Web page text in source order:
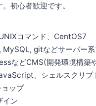
初心者歓迎です。
コマンド、CentOS7
gitなどサーバー系
などCMS(開発環境構築
、シェルスクリプ
ップ
イン